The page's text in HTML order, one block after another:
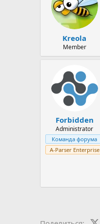
Kreola
Member
Forbidden
Administrator
Команда форума
A-Parser Enterprise